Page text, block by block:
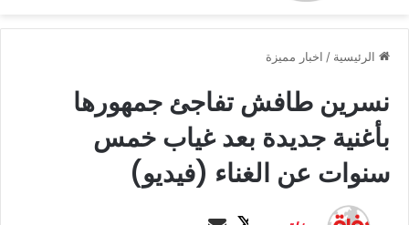
الرئيسية / اخبار مميزة
نسرين طافش تفاجئ جمهورها
بأغنية جديدة بعد غياب خمس
سنوات عن الغناء (فيديو)